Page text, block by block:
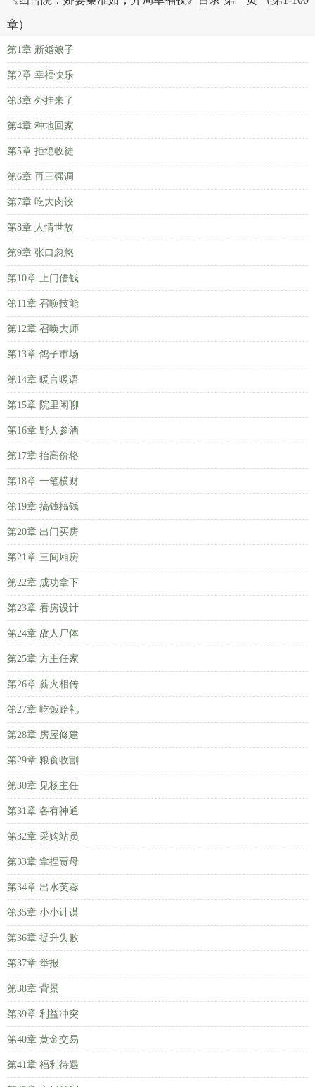
章）
第1章 新婚娘子
第2章 幸福快乐
第3章 外挂来了
第4章 种地回家
第5章 拒绝收徒
第6章 再三强调
第7章 吃大肉饺
第8章 人情世故
第9章 张口忽悠
第10章 上门借钱
第11章 召唤技能
第12章 召唤大师
第13章 鸽子市场
第14章 暖言暖语
第15章 院里闲聊
第16章 野人参酒
第17章 抬高价格
第18章 一笔横财
第19章 搞钱搞钱
第20章 出门买房
第21章 三间厢房
第22章 成功拿下
第23章 看房设计
第24章 敌人尸体
第25章 方主任家
第26章 薪火相传
第27章 吃饭赔礼
第28章 房屋修建
第29章 粮食收割
第30章 见杨主任
第31章 各有神通
第32章 采购站员
第33章 拿捏贾母
第34章 出水芙蓉
第35章 小小计谋
第36章 提升失败
第37章 举报
第38章 背景
第39章 利益冲突
第40章 黄金交易
第41章 福利待遇